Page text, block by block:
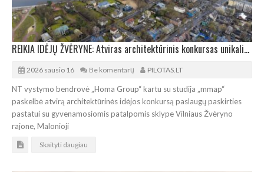
REIKIA IDĖJŲ ŽVĖRYNE: Atviras architektūrinis konkursas unikalioje Vilniaus vietoje
2026 sausio 16 Be komentarų PILOTAS.LT
NT vystymo bendrovė „Homa Group“ kartu su studija „mmap“
paskelbė atvirą architektūrinės idėjos konkursą paslaugų paskirties
pastatui su gyvenamosiomis patalpomis sklype Vilniaus Žvėryno
rajone, Malonioji
Skaityti daugiau